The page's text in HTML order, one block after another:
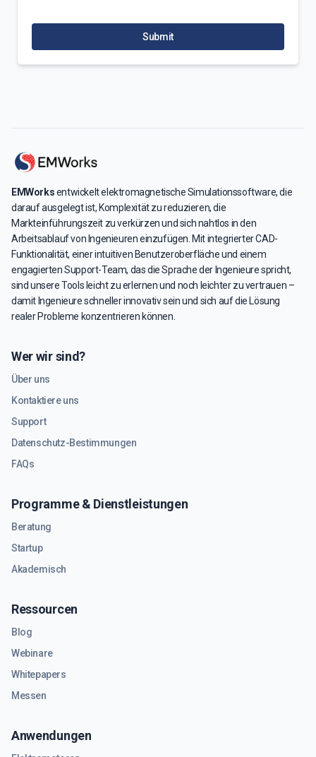
Submit
EMWorksentwickelt elektromagnetische Simulationssoftware, die
darauf ausgelegt ist, Komplexität zu reduzieren, die
Markteinführungszeit zu verkürzen und sich nahtlos in den
Arbeitsablauf von Ingenieuren einzufügen. Mit integrierter CAD-
Funktionalität, einer intuitiven Benutzeroberfläche und einem
engagierten Support-Team, das die Sprache der Ingenieure spricht,
sind unsere Tools leicht zu erlernen und noch leichter zu vertrauen –
damit Ingenieure schneller innovativ sein und sich auf die Lösung
realer Probleme konzentrieren können.
Wer wir sind?
Über uns
Kontaktiere uns
Support
Datenschutz-Bestimmungen
FAQs
Programme & Dienstleistungen
Beratung
Startup
Akademisch
Ressourcen
Blog
Webinare
Whitepapers
Messen
Anwendungen